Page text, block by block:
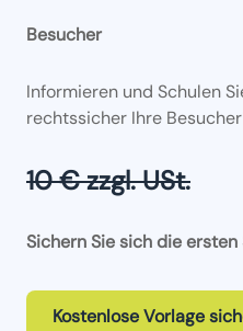
Besucher
Informieren und Schulen
rechtssicher Ihre
10 € zzgl. USt.
Sichern Sie sich die
Kostenlose Vorlage